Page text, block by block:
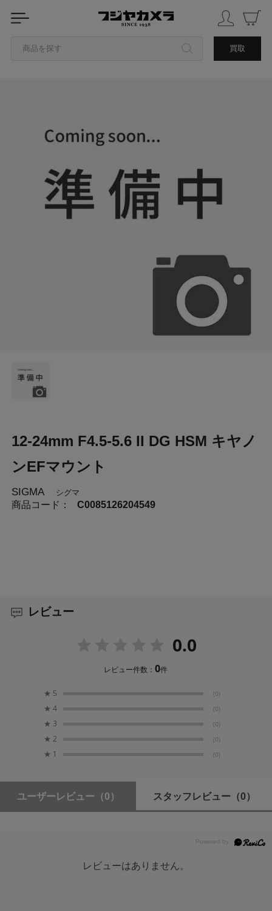
商品を探す 買取
12-24mm F4.5-5.6 II DG HSM キヤノ
ンEFマウント
SIGMA シグマ
商品コード： C0085126204549
レビュー
0.0
レビュー件数：0件
★ 5 (0)
★ 4 (0)
★ 3 (0)
★ 2 (0)
★ 1 (0)
ユーザーレビュー （0） スタッフレビュー （0）
レビューはありません。